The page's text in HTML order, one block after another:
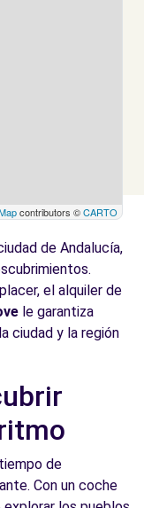
contributors ©CARTO
de Andalucía,
el alquiler de
le garantiza
ciudad y la región
de
Con un coche